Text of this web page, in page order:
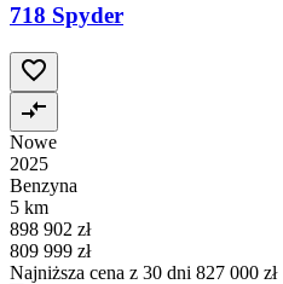
718 Spyder
Nowe
2025
Benzyna
5 km
898 902 zł
809 999 zł
Najniższa cena z 30 dni 827 000 zł